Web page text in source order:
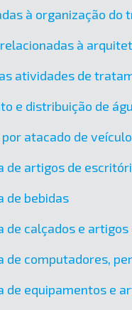
à organização do
à
atividades de
e distribuição de
por atacado de
de artigos de
de bebidas
de calçados e artigos
de computadores,
de equipamentos e